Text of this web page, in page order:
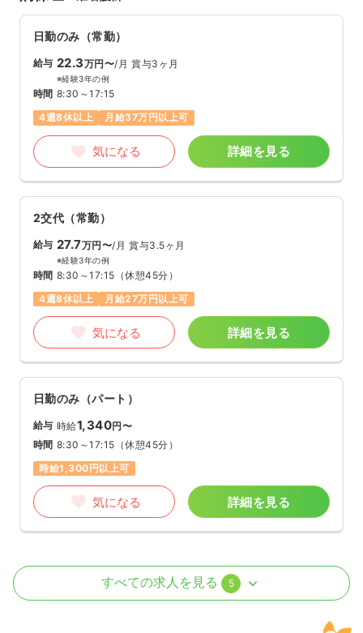
日勤のみ（常勤）
給与 22.3万円〜/月 賞与3ヶ月
※経験3年の例
時間 8:30～17:15
4週8休以上
月給37万円以上可
気になる 詳細を見る
2交代（常勤）
給与 27.7万円〜/月 賞与3.5ヶ月
※経験3年の例
時間 8:30～17:15 （休憩45分）
4週8休以上
月給27万円以上可
気になる 詳細を見る
日勤のみ（パート）
給与 時給1,340円〜
時間 8:30～17:15 （休憩45分）
時給1,300円以上可
気になる 詳細を見る
透析 正・准看護師すべての求人を見る 5